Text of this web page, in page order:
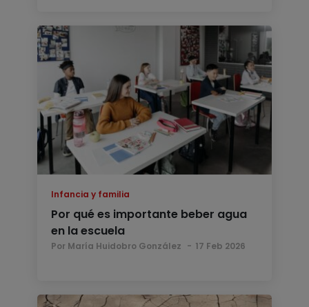
Infancia y familia
Por qué es importante beber agua
en la escuela
Por María Huidobro González 17 Feb 2026